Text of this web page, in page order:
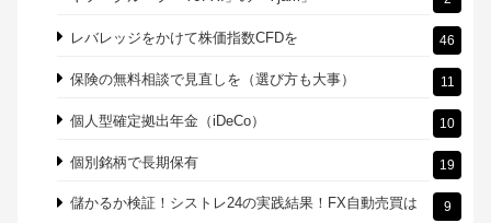
セゾン投信のファンド 2
つみたてNISAで積立投資を非課税に 8
バランス型投資信託で積立投資 8
ひふみ投信のアクティブファンド（国内株式） 8
ブログで検証！スワップポイント生活 63